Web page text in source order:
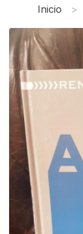
Inicio